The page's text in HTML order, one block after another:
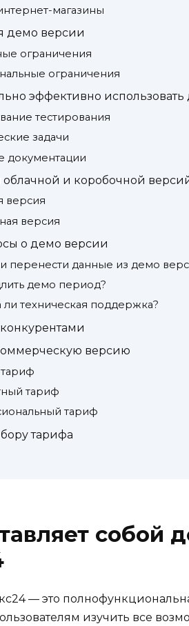
магазины
демо версии
ограничения
ограничения
эффективно
тестирования
задачи
документации
и коробочной
версия
версия
о демо версии
перенести данные из демо
демо период?
ли техническая поддержка?
версию
тариф
тариф
тарифа
собой
— это
изучить все